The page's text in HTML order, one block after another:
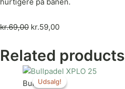
kr.69,00 kr.59,00
Related products
Udsalg!
Udsalg!
Bullpadel